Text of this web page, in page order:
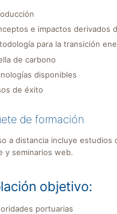
e impactos derivados
para la transición
de carbono
disponibles
de éxito
de formación
a distancia incluye
y seminarios web.
objetivo:
portuarias